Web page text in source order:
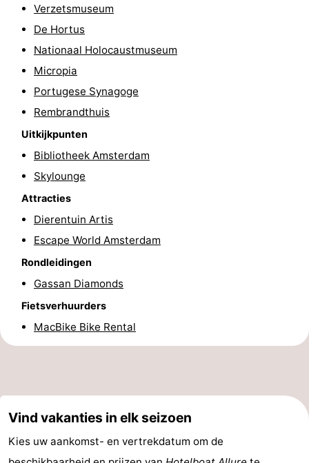
Experiences
Dorpen
Steden
Rondleidingen
Sporten
Fietsen
Wandelen
Amusement
Nachtleven
Eten
drinken
Uitgelicht
Verzetsmuseum
De Hortus
Nationaal Holocaustmuseum
Micropia
Portugese Synagoge
Rembrandthuis
Uitkijkpunten
Bibliotheek Amsterdam
Skylounge
Attracties
Dierentuin Artis
Escape World Amsterdam
Rondleidingen
Gassan Diamonds
Fietsverhuurders
MacBike Bike Rental
Vind vakanties in elk seizoen
Kies uw aankomst- en vertrekdatum om de